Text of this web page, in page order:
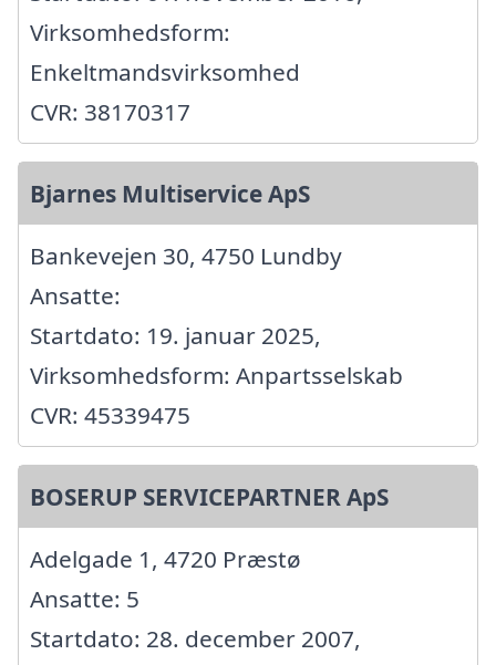
Virksomhedsform:
Enkeltmandsvirksomhed
CVR: 38170317
Bjarnes Multiservice ApS
Bankevejen 30, 4750 Lundby
Ansatte:
Startdato: 19. januar 2025,
Virksomhedsform: Anpartsselskab
CVR: 45339475
BOSERUP SERVICEPARTNER ApS
Adelgade 1, 4720 Præstø
Ansatte: 5
Startdato: 28. december 2007,